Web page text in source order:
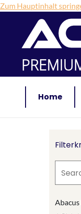
Zum Hauptinhalt
Home